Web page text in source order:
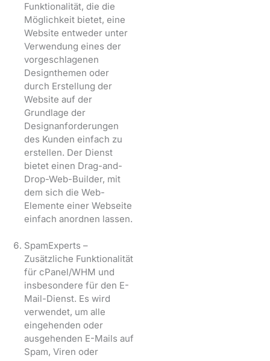
Funktionalität, die die
Möglichkeit bietet, eine
Website entweder unter
Verwendung eines der
vorgeschlagenen
Designthemen oder
durch Erstellung der
Website auf der
Grundlage der
Designanforderungen
des Kunden einfach zu
erstellen. Der Dienst
bietet einen Drag-and-
Drop-Web-Builder, mit
dem sich die Web-
Elemente einer Webseite
einfach anordnen lassen.
SpamExperts –
Zusätzliche Funktionalität
für cPanel/WHM und
insbesondere für den E-
Mail-Dienst. Es wird
verwendet, um alle
eingehenden oder
ausgehenden E-Mails auf
Spam, Viren oder